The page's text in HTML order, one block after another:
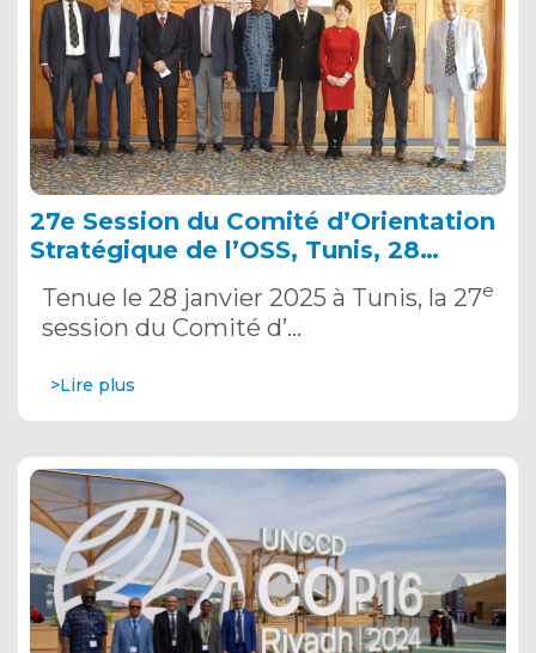
27e Session du Comité d’Orientation
Stratégique de l’OSS, Tunis, 28
Tenue le 28 janvier 2025 à Tunis, la 27e
session du Comité d’…
>Lire plus